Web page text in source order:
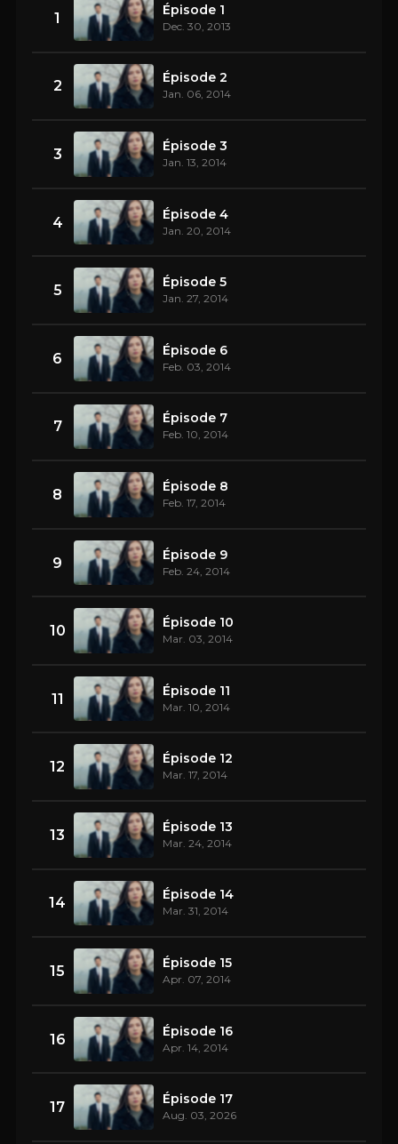
1 Épisode 1
Dec. 30, 2013
2 Épisode 2
Jan. 06, 2014
3 Épisode 3
Jan. 13, 2014
4 Épisode 4
Jan. 20, 2014
5 Épisode 5
Jan. 27, 2014
6 Épisode 6
Feb. 03, 2014
7 Épisode 7
Feb. 10, 2014
8 Épisode 8
Feb. 17, 2014
9 Épisode 9
Feb. 24, 2014
10 Épisode 10
Mar. 03, 2014
11 Épisode 11
Mar. 10, 2014
12 Épisode 12
Mar. 17, 2014
13 Épisode 13
Mar. 24, 2014
14 Épisode 14
Mar. 31, 2014
15 Épisode 15
Apr. 07, 2014
16 Épisode 16
Apr. 14, 2014
17 Épisode 17
Aug. 03, 2026